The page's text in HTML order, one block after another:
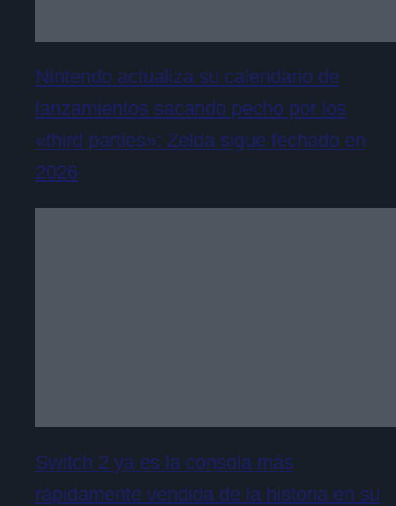
Nintendo actualiza su calendario de
lanzamientos sacando pecho por los
«third parties»: Zelda sigue fechado en
2026
Switch 2 ya es la consola más
rápidamente vendida de la historia en su